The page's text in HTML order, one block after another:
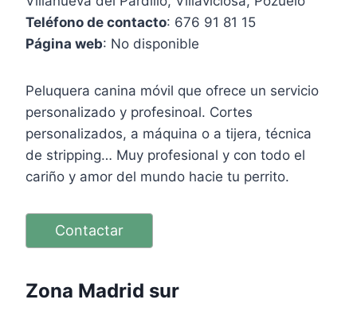
Teléfono de contacto: 676 91 81 15
Página web: No disponible
Peluquera canina móvil que ofrece un servicio
personalizado y profesinoal. Cortes
personalizados, a máquina o a tijera, técnica
de stripping… Muy profesional y con todo el
cariño y amor del mundo hacie tu perrito.
Contactar
Zona Madrid sur